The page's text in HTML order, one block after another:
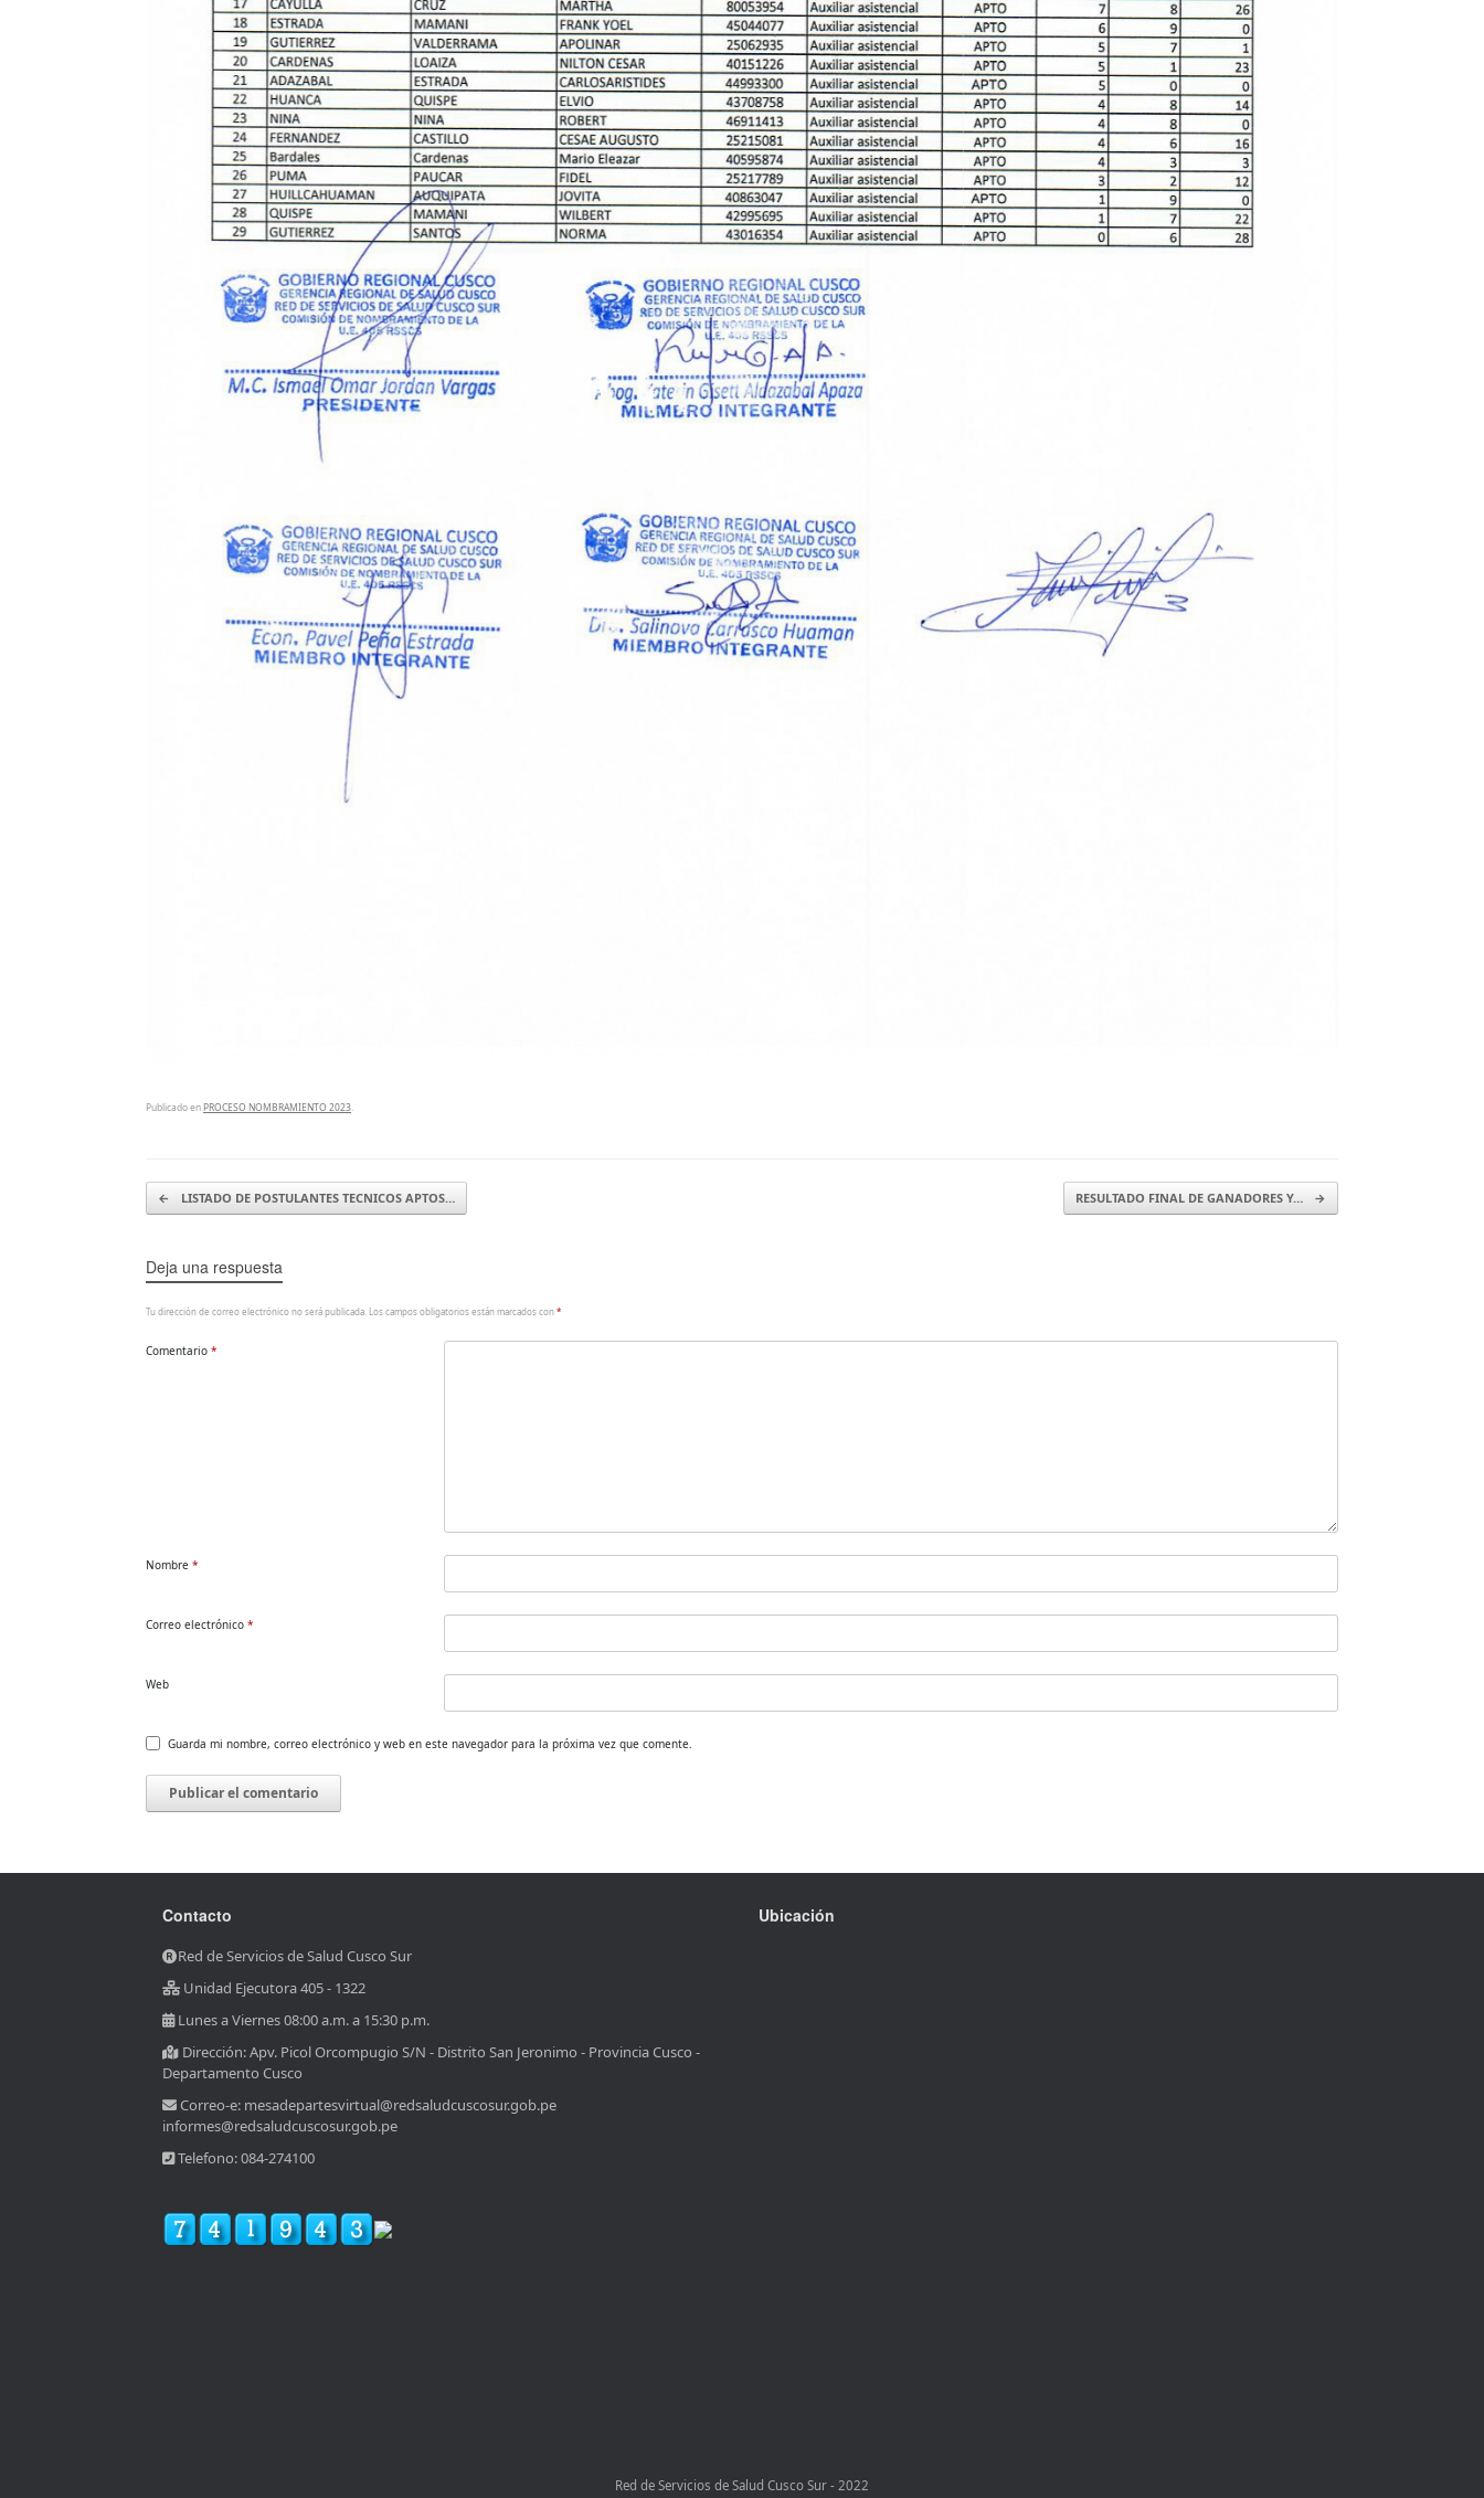
Publicado enPROCESO NOMBRAMIENTO 2023
Navegador de artículos
← LISTADO DE POSTULANTES TECNICOS APTOS… RESULTADO FINAL DE GANADORES Y… →
Deja una respuesta
Tu dirección de correo electrónico no será publicada. Los campos obligatorios están marcados con*
Comentario *
Nombre *
Correo electrónico *
Web
Guarda mi nombre, correo electrónico y web en este navegador para la próxima vez que comente.
Contacto
Red de Servicios de Salud Cusco Sur
Unidad Ejecutora 405 - 1322
Lunes a Viernes 08:00 a.m. a 15:30 p.m.
Dirección: Apv. Picol Orcompugio S/N - Distrito San Jeronimo - Provincia Cusco -
Departamento Cusco
Correo-e: mesadepartesvirtual@redsaludcuscosur.gob.pe
informes@redsaludcuscosur.gob.pe
Telefono: 084-274100
Ubicación
Red de Servicios de Salud Cusco Sur - 2022